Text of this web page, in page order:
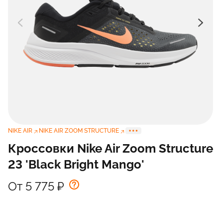
NIKE AIR NIKE AIR ZOOM STRUCTURE
Кроссовки Nike Air Zoom Structure
23 'Black Bright Mango'
От 5 775 ₽